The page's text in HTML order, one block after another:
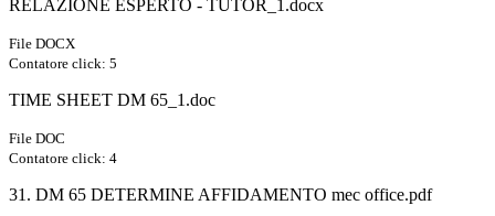
RELAZIONE ESPERTO - TUTOR_1.docx
File DOCX
Contatore click: 5
TIME SHEET DM 65_1.doc
File DOC
Contatore click: 4
31. DM 65 DETERMINE AFFIDAMENTO mec office.pdf